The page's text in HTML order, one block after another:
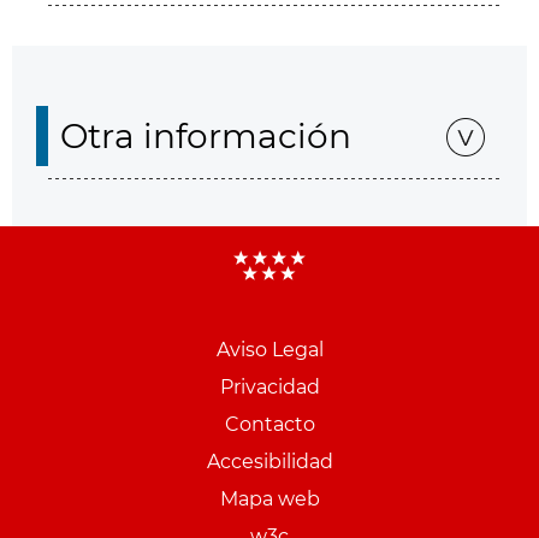
Otra información
Aviso Legal
Privacidad
Contacto
Accesibilidad
Mapa web